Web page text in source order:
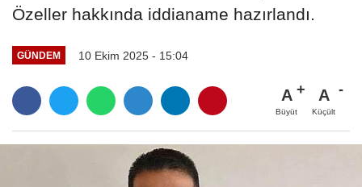
Özeller hakkında iddianame hazırlandı.
GÜNDEM 10 Ekim 2025 - 15:04
A
Büyüt
A
Küçült